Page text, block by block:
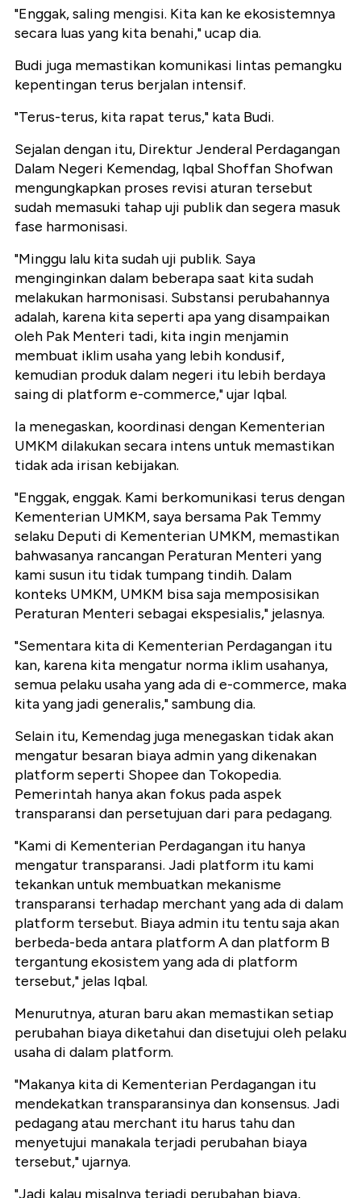
"Enggak, saling mengisi. Kita kan ke ekosistemnya
secara luas yang kita benahi," ucap dia.
Budi juga memastikan komunikasi lintas pemangku
kepentingan terus berjalan intensif.
"Terus-terus, kita rapat terus," kata Budi.
Sejalan dengan itu, Direktur Jenderal Perdagangan
Dalam Negeri Kemendag, Iqbal Shoffan Shofwan
mengungkapkan proses revisi aturan tersebut
sudah memasuki tahap uji publik dan segera masuk
fase harmonisasi.
"Minggu lalu kita sudah uji publik. Saya
menginginkan dalam beberapa saat kita sudah
melakukan harmonisasi. Substansi perubahannya
adalah, karena kita seperti apa yang disampaikan
oleh Pak Menteri tadi, kita ingin menjamin
membuat iklim usaha yang lebih kondusif,
kemudian produk dalam negeri itu lebih berdaya
saing di platform e-commerce," ujar Iqbal.
Ia menegaskan, koordinasi dengan Kementerian
UMKM dilakukan secara intens untuk memastikan
tidak ada irisan kebijakan.
"Enggak, enggak. Kami berkomunikasi terus dengan
Kementerian UMKM, saya bersama Pak Temmy
selaku Deputi di Kementerian UMKM, memastikan
bahwasanya rancangan Peraturan Menteri yang
kami susun itu tidak tumpang tindih. Dalam
konteks UMKM, UMKM bisa saja memposisikan
Peraturan Menteri sebagai ekspesialis," jelasnya.
"Sementara kita di Kementerian Perdagangan itu
kan, karena kita mengatur norma iklim usahanya,
semua pelaku usaha yang ada di e-commerce, maka
kita yang jadi generalis," sambung dia.
Selain itu, Kemendag juga menegaskan tidak akan
mengatur besaran biaya admin yang dikenakan
platform seperti Shopee dan Tokopedia.
Pemerintah hanya akan fokus pada aspek
transparansi dan persetujuan dari para pedagang.
"Kami di Kementerian Perdagangan itu hanya
mengatur transparansi. Jadi platform itu kami
tekankan untuk membuatkan mekanisme
transparansi terhadap merchant yang ada di dalam
platform tersebut. Biaya admin itu tentu saja akan
berbeda-beda antara platform A dan platform B
tergantung ekosistem yang ada di platform
tersebut," jelas Iqbal.
Menurutnya, aturan baru akan memastikan setiap
perubahan biaya diketahui dan disetujui oleh pelaku
usaha di dalam platform.
"Makanya kita di Kementerian Perdagangan itu
mendekatkan transparansinya dan konsensus. Jadi
pedagang atau merchant itu harus tahu dan
menyetujui manakala terjadi perubahan biaya
tersebut," ujarnya.
"Jadi kalau misalnya terjadi perubahan biaya,